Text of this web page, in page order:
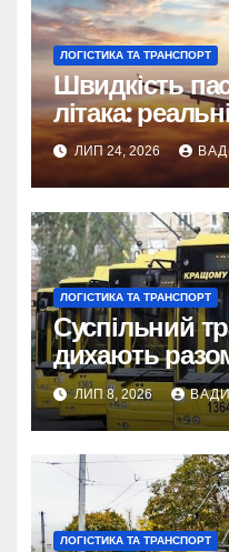
ЛОГІСТИКА ТА ТРАНСПОРТ
Швидкість
літака:
ЛИП 24, 2026
ЛОГІСТИКА ТА ТРАНСПОРТ
Суспільний
дихають
змінює наше
ЛИП 8, 2026
ЛОГІСТИКА ТА ТРАНСПОРТ